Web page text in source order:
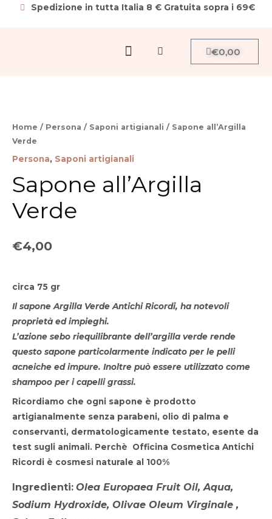
Spedizione in tutta Italia 8 € Gratuita sopra i 69€
MenuCerca
€0,00
Carrello
Home / Persona / Saponi artigianali / Sapone all’Argilla
Verde
Persona, Saponi artigianali
Sapone all’Argilla
Verde
€4,00
circa 75 gr
Il sapone Argilla Verde Antichi Ricordi, ha notevoli
proprietà ed impieghi.
L’azione sebo riequilibrante dell’argilla verde rende
questo sapone particolarmente indicato per le pelli
acneiche ed impure. Inoltre può essere utilizzato come
shampoo per i capelli grassi.
Ricordiamo che ogni sapone è prodotto
artigianalmente senza parabeni, olio di palma e
conservanti, dermatologicamente testato, esente da
test sugli animali. Perchè Officina Cosmetica Antichi
Ricordi è cosmesi naturale al 100%
Ingredienti: Olea Europaea Fruit Oil, Aqua,
Sodium Hydroxide, Olivae Oleum Virginale ,